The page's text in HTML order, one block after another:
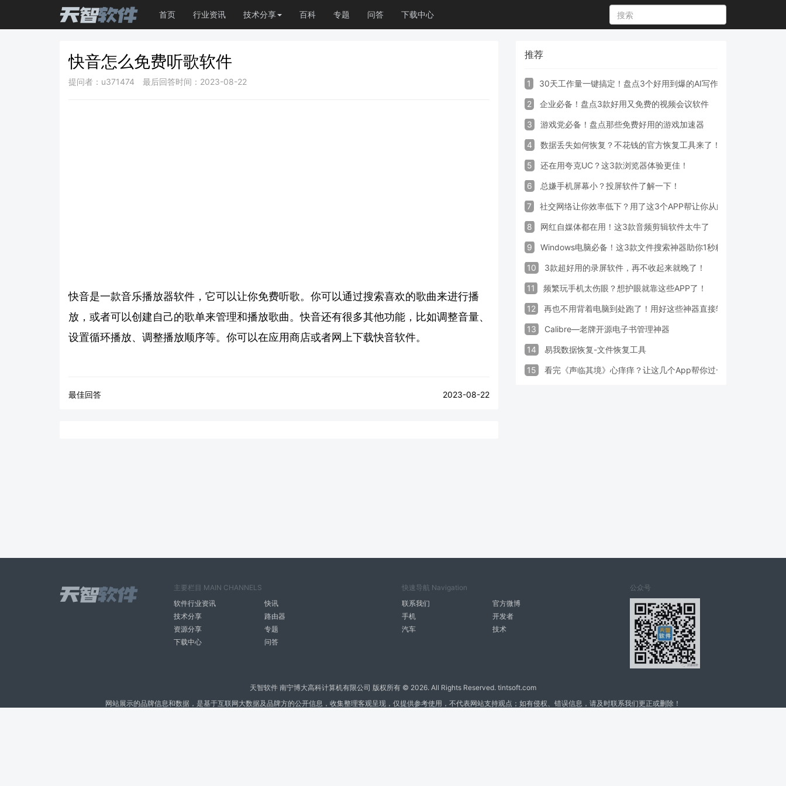
首页 行业资讯 技术分享 百科 专题 问答 下载中心
快音怎么免费听歌软件
提问者：u371474 最后回答时间：2023-08-22
快音是一款音乐播放器软件，它可以让你免费听歌。你可以通过搜索喜欢的歌曲来进行播
放，或者可以创建自己的歌单来管理和播放歌曲。快音还有很多其他功能，比如调整音量、
设置循环播放、调整播放顺序等。你可以在应用商店或者网上下载快音软件。
最佳回答 2023-08-22
推荐
1 30天工作量一键搞定！盘点3个好用到爆的AI写作生成器工具
2 企业必备！盘点3款好用又免费的视频会议软件
3 游戏党必备！盘点那些免费好用的游戏加速器
4 数据丢失如何恢复？不花钱的官方恢复工具来了！
5 还在用夸克UC？这3款浏览器体验更佳！
6 总嫌手机屏幕小？投屏软件了解一下！
7 社交网络让你效率低下？用了这3个APP帮让你从此戒掉手机！
8 网红自媒体都在用！这3款音频剪辑软件太牛了
9 Windows电脑必备！这3款文件搜索神器助你1秒精准定位文件
10 3款超好用的录屏软件，再不收起来就晚了！
11 频繁玩手机太伤眼？想护眼就靠这些APP了！
12 再也不用背着电脑到处跑了！用好这些神器直接轻松办公
13 Calibre—老牌开源电子书管理神器
14 易我数据恢复-文件恢复工具
15 看完《声临其境》心痒痒？让这几个App帮你过一把配音瘾
主要栏目 MAIN CHANNELS
软件行业资讯
快讯
技术分享
路由器
资源分享
专题
下载中心
问答
快速导航 Navigation
联系我们
官方微博
手机
开发者
汽车
技术
公众号
天智软件 南宁博大高科计算机有限公司 版权所有 © 2026. All Rights Reserved. tintsoft.com
网站展示的品牌信息和数据，是基于互联网大数据及品牌方的公开信息，收集整理客观呈现，仅提供参考使用，不代表网站支持观点；如有侵权、错误信息，请及时联系我们更正或删除！